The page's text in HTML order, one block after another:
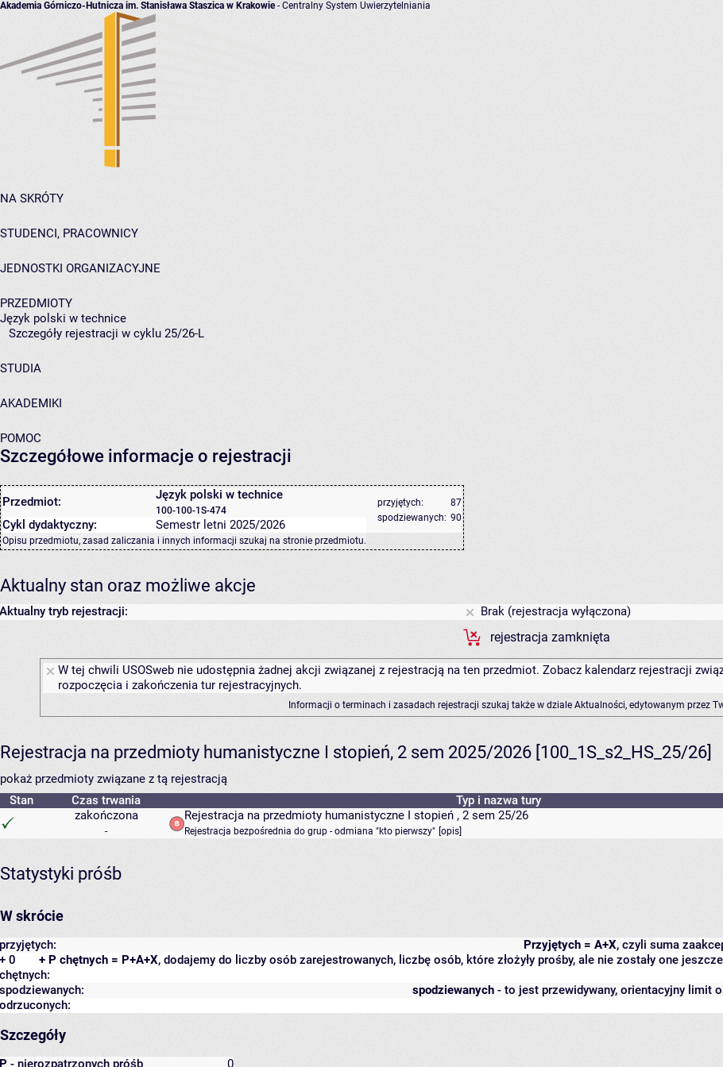
Akademia Górniczo-Hutnicza im. Stanisława Staszica w Krakowie- Centralny System Uwierzytelniania
NA SKRÓTY
STUDENCI, PRACOWNICY
JEDNOSTKI ORGANIZACYJNE
PRZEDMIOTY
Język polski w technice
Szczegóły rejestracji w cyklu 25/26-L
STUDIA
AKADEMIKI
POMOC
Szczegółowe informacje o rejestracji
Przedmiot: Język polski w technice
100-100-1S-474
przyjętych:
87
spodziewanych: 90
Cykl dydaktyczny: Semestr letni 2025/2026
Opisu przedmiotu, zasad zaliczania i innych informacji szukaj na stronie przedmiotu.
Aktualny stan oraz możliwe akcje
Aktualny tryb rejestracji:
Brak (rejestracja wyłączona)
rejestracja zamknięta
W tej chwili USOSweb nie udostępnia żadnej akcji związanej z rejestracją na ten przedmiot. Zobacz kalendarz rejestracji
rozpoczęcia i zakończenia tur rejestracyjnych.
Informacji o terminach i zasadach rejestracji szukaj także w dziale Aktualności, edytowanym przez
Rejestracja na przedmioty humanistyczne I stopień, 2 sem 2025/2026 [100_1S_s2_HS_25/26]
pokaż przedmioty związane z tą rejestracją
Stan
Czas trwania Typ i nazwa tury
zakończona
-
Rejestracja na przedmioty humanistyczne I stopień , 2 sem 25/26
Rejestracja bezpośrednia do grup - odmiana "kto pierwszy" opis
Statystyki próśb
W skrócie
Przyjętych = A+X, czyli suma
przyjętych:
+ P chętnych = P+A+X, dodajemy do liczby osób zarejestrowanych, liczbę osób, które złożyły prośby, ale nie zostały one
+ 0
chętnych:
spodziewanych - to jest przewidywany, orientacyjny limit
spodziewanych:
odrzuconych:
Szczegóły
P - nierozpatrzonych próśb 0